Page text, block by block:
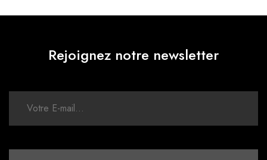
Rejoignez notre newsletter